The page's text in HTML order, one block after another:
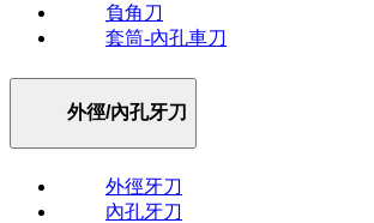
負角刀
套筒-內孔車刀
外徑/內孔牙刀
外徑牙刀
內孔牙刀